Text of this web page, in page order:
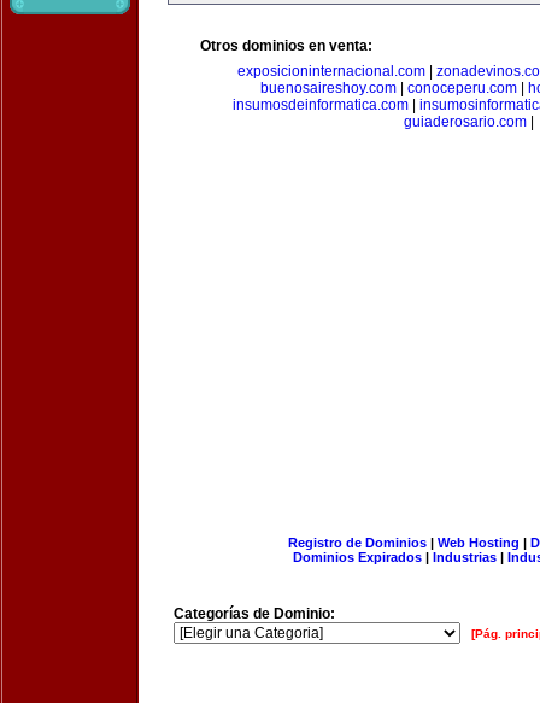
Otros dominios en venta:
exposicioninternacional.com
buenosaireshoy.com| conoceperu.com|
insumosdeinformatica.com|
guiaderosario.com
Registro de Dominios| Web Hosting |
Dominios Expirados | Industrias |
Categorías de Dominio:
[Pág.